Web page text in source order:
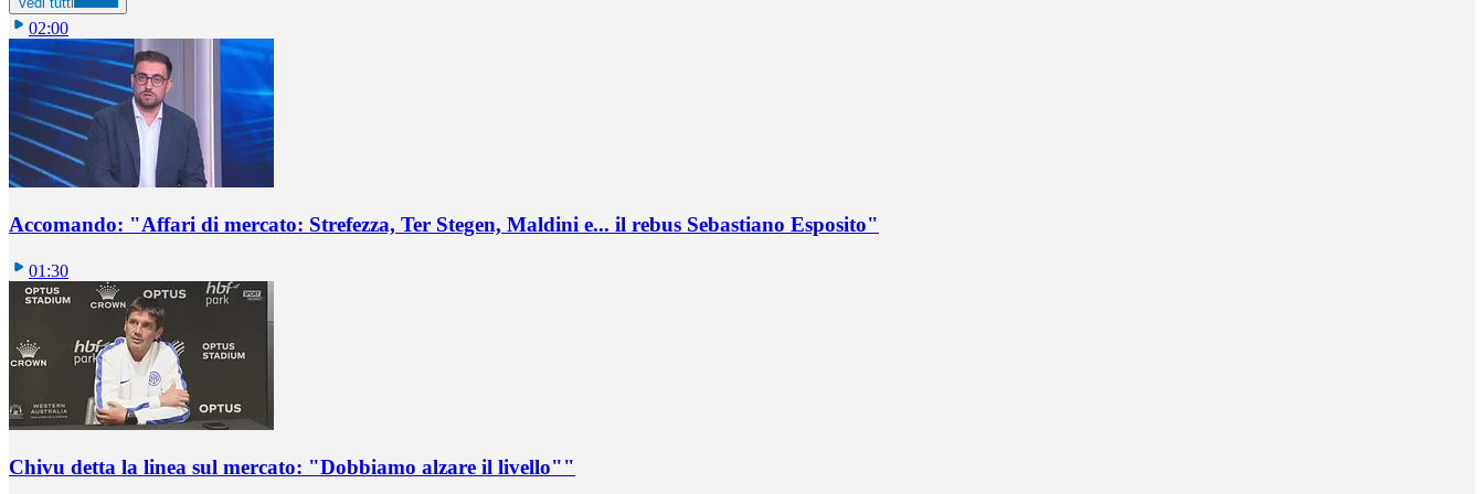
02:00
Accomando: "Affari di mercato: Strefezza, Ter Stegen, Maldini e... il rebus Sebastiano Esposito"
01:30
Chivu detta la linea sul mercato: "Dobbiamo alzare il livello""